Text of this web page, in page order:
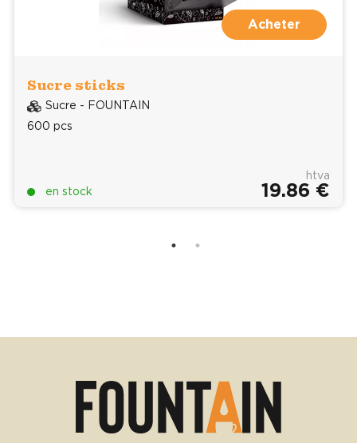
Acheter
Sucre sticks
Sucre - FOUNTAIN
600 pcs
en stock
htva
19.86 €